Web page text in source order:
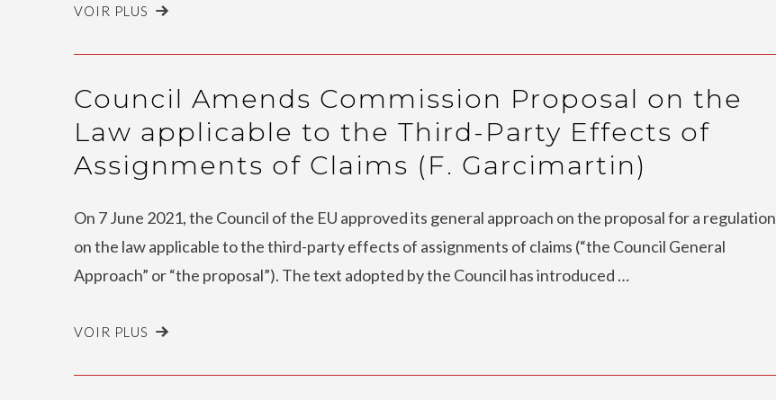
VOIR PLUS
Council Amends Commission Proposal on the
Law applicable to the Third-Party Effects of
Assignments of Claims (F. Garcimartin)
On 7 June 2021, the Council of the EU approved its general approach on the proposal for a regulation
on the law applicable to the third-party effects of assignments of claims (“the Council General
Approach” or “the proposal”). The text adopted by the Council has introduced …
VOIR PLUS